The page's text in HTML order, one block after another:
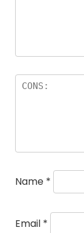
Name *
Email *